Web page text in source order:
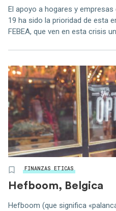
El apoyo a hogares y
19 ha sido la prioridad de esta
FEBEA, que ven en esta crisis
FINANZAS ETICAS
Hefboom, Belgica
Hefboom (que significa